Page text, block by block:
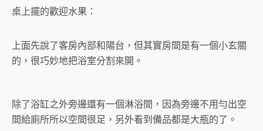
桌上擺的歡迎水果：
上面先說了客房內部和陽台，但其實房間是有一個小玄關
的，很巧妙地把浴室分割來開。
除了浴缸之外旁邊還有一個淋浴間，因為旁邊不用勻出空
間給廁所所以空間很足，另外看到備品都是大瓶的了。